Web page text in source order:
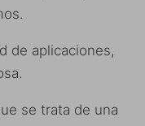
de aplicaciones,
se trata de una